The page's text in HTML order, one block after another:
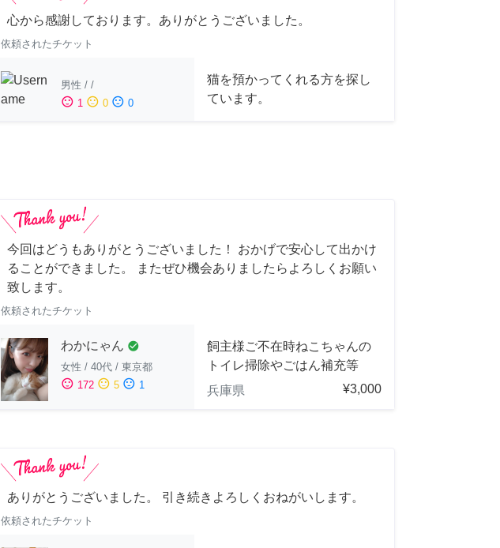
心から感謝しております。ありがとうございました。
依頼されたチケット
男性 / /
sentiment_satisfied 1 sentiment_neutral 0 sentiment_dissatisfied 0
猫を預かってくれる方を探し
ています。
今回はどうもありがとうございました！ おかげで安心して出かけ
ることができました。 またぜひ機会ありましたらよろしくお願い
致します。
依頼されたチケット
わかにゃん check_circle
女性 / 40代 / 東京都
sentiment_satisfied 172 sentiment_neutral 5 sentiment_dissatisfied 1
飼主様ご不在時ねこちゃんの
トイレ掃除やごはん補充等
兵庫県
¥3,000
ありがとうございました。 引き続きよろしくおねがいします。
依頼されたチケット